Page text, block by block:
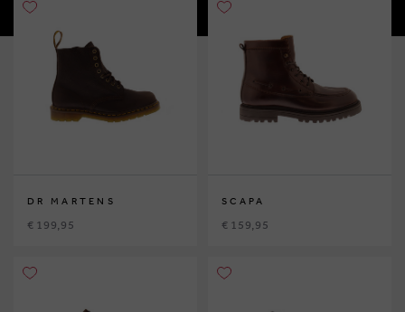
DR MARTENS
€ 199,95
SCAPA
€ 159,95